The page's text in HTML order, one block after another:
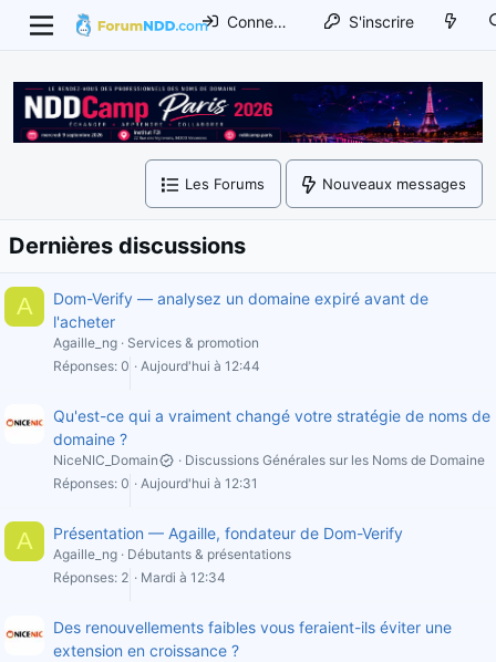
Connexion S'inscrire
Les Forums Nouveaux messages
Dernières discussions
A
Dom-Verify — analysez un domaine expiré avant de
l'acheter
Agaille_ng
Services & promotion
Réponses 0 Aujourd'hui à 12:44
Qu'est-ce qui a vraiment changé votre stratégie de noms de
domaine ?
NiceNIC_Domain
Discussions Générales sur les Noms de Domaine
Réponses 0 Aujourd'hui à 12:31
A Présentation — Agaille, fondateur de Dom-Verify
Agaille_ng
Débutants & présentations
Réponses 2 Mardi à 12:34
Des renouvellements faibles vous feraient-ils éviter une
extension en croissance ?